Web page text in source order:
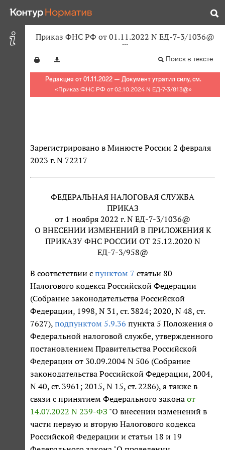
Приказ ФНС РФ от 01.11.2022 N ЕД-7-3/1036@
Поиск в тексте
Редакция от 01.11.2022 — Документ утратил силу, см.
«Приказ ФНС РФ от 02.10.2024 N ЕД-7-3/813@»
Зарегистрировано в Минюсте России 2 февраля
2023 г. N 72217
ФЕДЕРАЛЬНАЯ НАЛОГОВАЯ СЛУЖБА
ПРИКАЗ
от 1 ноября 2022 г. N ЕД-7-3/1036@
О ВНЕСЕНИИ ИЗМЕНЕНИЙ В ПРИЛОЖЕНИЯ К
ПРИКАЗУ ФНС РОССИИ ОТ 25.12.2020 N
ЕД-7-3/958@
В соответствии с пунктом 7 статьи 80
Налогового кодекса Российской Федерации
(Собрание законодательства Российской
Федерации, 1998, N 31, ст. 3824; 2020, N 48, ст.
7627), подпунктом 5.9.36 пункта 5 Положения о
Федеральной налоговой службе, утвержденного
постановлением Правительства Российской
Федерации от 30.09.2004 N 506 (Собрание
законодательства Российской Федерации, 2004,
N 40, ст. 3961; 2015, N 15, ст. 2286), а также в
связи с принятием Федерального закона от
14.07.2022 N 239-ФЗ "О внесении изменений в
части первую и вторую Налогового кодекса
Российской Федерации и статьи 18 и 19